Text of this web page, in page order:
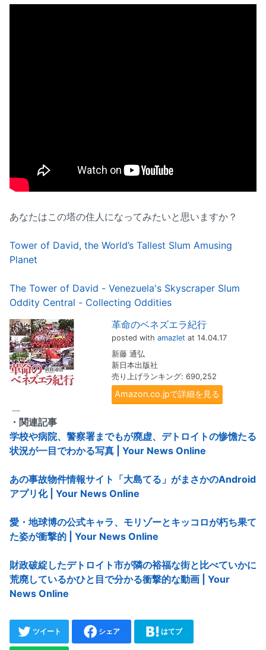
あなたはこの塔の住人になってみたいと思いますか？
Tower of David, the World’s Tallest Slum Amusing
Planet
The Tower of David - Venezuela's Skyscraper Slum
Oddity Central - Collecting Oddities
革命のベネズエラ紀行
posted with amazlet at 14.04.17
新藤 通弘
新日本出版社
売り上げランキング: 690,252
Amazon.co.jpで詳細を見る
・関連記事
学校や病院、警察署までもが廃虚、デトロイトの惨憺たる
状況が一目でわかる写真 | Your News Online
あの事故物件情報サイト「大島てる」がまさかのAndroid
アプリ化 | Your News Online
愛・地球博の公式キャラ、モリゾーとキッコロが朽ち果て
た姿が衝撃的 | Your News Online
財政破綻したデトロイト市が隣の裕福な街と比べていかに
荒廃しているかひと目で分かる衝撃的な動画 | Your
News Online
ツイート シェア はてブ